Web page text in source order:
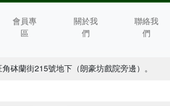
會員專
區
關於我
們
聯絡我
們
街215號地下（朗豪坊戲院旁邊）。